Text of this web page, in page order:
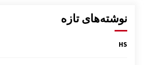
نوشته‌های تازه
HS